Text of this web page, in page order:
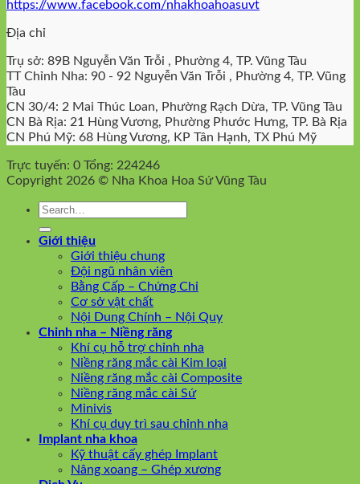
https://www.facebook.com/nhakhoahoasuvt
Địa chỉ
Trụ sở: 89B Nguyễn Văn Trỗi , Phường 4, TP. Vũng Tàu
TT Chỉnh Nha: 90 - 92 Nguyễn Văn Trỗi , Phường 4, TP. Vũng
Tàu
CN 30/4: 2 Mai Thúc Loan, Phường Rạch Dừa, TP. Vũng Tàu
CN Bà Rịa: 21 Hùng Vương, Phường Phước Hưng, TP. Bà Rịa
CN Phú Mỹ: 68 Hùng Vương, KP Tân Hạnh, TX Phú Mỹ
Trực tuyến: 0 Tổng: 224246
Copyright 2026 © Nha Khoa Hoa Sứ Vũng Tàu
Giới thiệu
Giới thiệu chung
Đội ngũ nhân viên
Bằng Cấp – Chứng Chỉ
Cơ sở vật chất
Nội Dung Chính – Nội Quy
Chỉnh nha – Niềng răng
Khí cụ hỗ trợ chỉnh nha
Niềng răng mắc cài Kim loại
Niềng răng mắc cài Composite
Niềng răng mắc cài Sứ
Minivis
Khí cụ duy trì sau chỉnh nha
Implant nha khoa
Kỹ thuật cấy ghép Implant
Nâng xoang – Ghép xương